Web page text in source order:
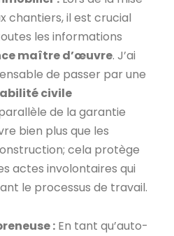
chantiers, il est crucial
les informations
maître d’œuvre. J’ai
de passer par une
civile
de la garantie
bien plus que les
cela protège
actes involontaires qui
le processus de travail.
: En tant qu’auto-